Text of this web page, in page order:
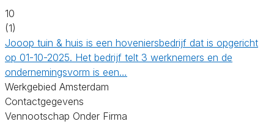
10
(1)
Jooop tuin & huis is een hoveniersbedrijf dat is opgericht
op 01-10-2025. Het bedrijf telt 3 werknemers en de
ondernemingsvorm is een…
Werkgebied Amsterdam
Contactgegevens
Vennootschap Onder Firma